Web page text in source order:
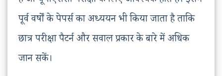
पूर्व वर्षों के पेपर्स का अध्ययन भी किया जाता है ताकि
छात्र परीक्षा पैटर्न और सवाल प्रकार के बारे में अधिक
जान सकें।